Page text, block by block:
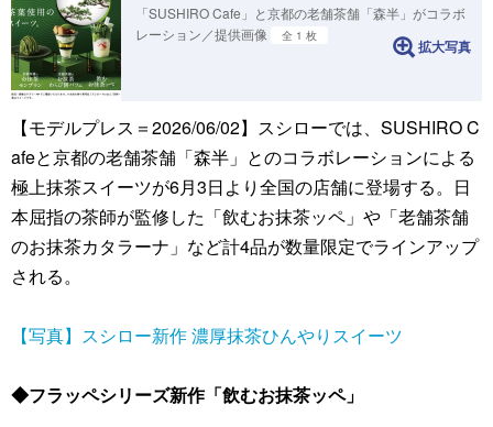
「SUSHIRO Cafe」と京都の老舗茶舗「森半」がコラボ
レーション／提供画像
全 1 枚
拡大写真
【モデルプレス＝2026/06/02】スシローでは、SUSHIRO C
afeと京都の老舗茶舗「森半」とのコラボレーションによる
極上抹茶スイーツが6月3日より全国の店舗に登場する。日
本屈指の茶師が監修した「飲むお抹茶ッペ」や「老舗茶舗
のお抹茶カタラーナ」など計4品が数量限定でラインアップ
される。
【写真】スシロー新作 濃厚抹茶ひんやりスイーツ
◆フラッペシリーズ新作「飲むお抹茶ッペ」